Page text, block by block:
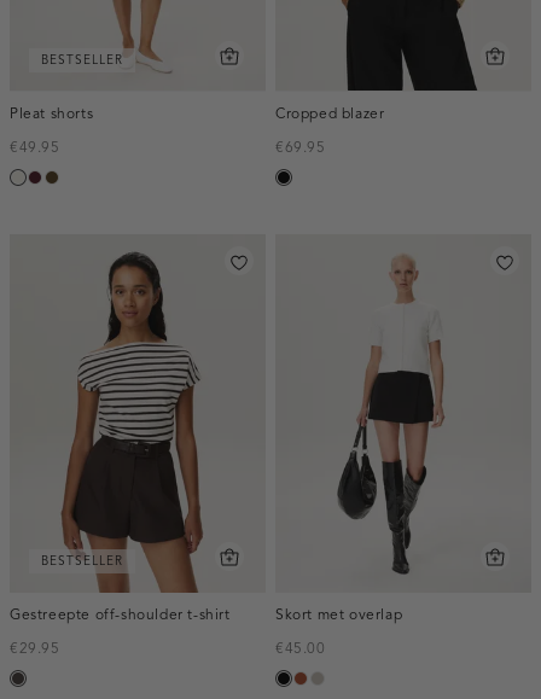
BESTSELLER
Pleat shorts
€49.95
creme,
pruim,
toffee
Cropped blazer
€69.95
zwart
BESTSELLER
Gestreepte off-shoulder t-shirt
€29.95
choco
Skort met overlap
€45.00
zwart
bruintaupe,